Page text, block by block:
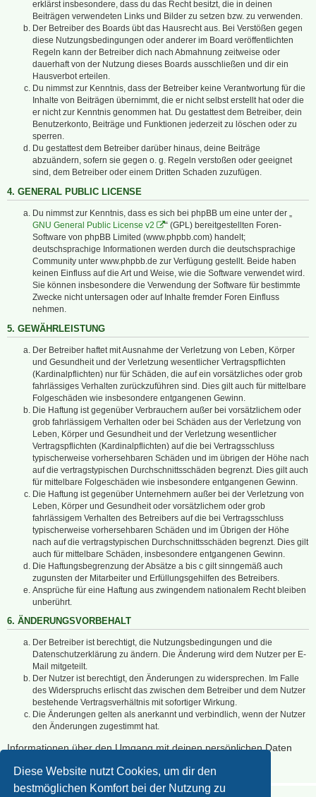
Diese Website nutzt Cookies, um dir den
bestmöglichen Komfort bei der Nutzung zu
erklärst insbesondere, dass du das Recht besitzt, die in deinen
Beiträgen verwendeten Links und Bilder zu setzen bzw. zu verwenden.
Der Betreiber des Boards übt das Hausrecht aus. Bei Verstößen gegen
diese Nutzungsbedingungen oder anderer im Board veröffentlichten
Regeln kann der Betreiber dich nach Abmahnung zeitweise oder
dauerhaft von der Nutzung dieses Boards ausschließen und dir ein
Hausverbot erteilen.
Du nimmst zur Kenntnis, dass der Betreiber keine Verantwortung für die
Inhalte von Beiträgen übernimmt, die er nicht selbst erstellt hat oder die
er nicht zur Kenntnis genommen hat. Du gestattest dem Betreiber, dein
Benutzerkonto, Beiträge und Funktionen jederzeit zu löschen oder zu
sperren.
Du gestattest dem Betreiber darüber hinaus, deine Beiträge
abzuändern, sofern sie gegen o. g. Regeln verstoßen oder geeignet
sind, dem Betreiber oder einem Dritten Schaden zuzufügen.
4. GENERAL PUBLIC LICENSE
Du nimmst zur Kenntnis, dass es sich bei phpBB um eine unter der „
GNU General Public License v2
“ (GPL) bereitgestellten Foren-
Software von phpBB Limited (www.phpbb.com) handelt;
deutschsprachige Informationen werden durch die deutschsprachige
Community unter www.phpbb.de zur Verfügung gestellt. Beide haben
keinen Einfluss auf die Art und Weise, wie die Software verwendet wird.
Sie können insbesondere die Verwendung der Software für bestimmte
Zwecke nicht untersagen oder auf Inhalte fremder Foren Einfluss
nehmen.
5. GEWÄHRLEISTUNG
Der Betreiber haftet mit Ausnahme der Verletzung von Leben, Körper
und Gesundheit und der Verletzung wesentlicher Vertragspflichten
(Kardinalpflichten) nur für Schäden, die auf ein vorsätzliches oder grob
fahrlässiges Verhalten zurückzuführen sind. Dies gilt auch für mittelbare
Folgeschäden wie insbesondere entgangenen Gewinn.
Die Haftung ist gegenüber Verbrauchern außer bei vorsätzlichem oder
grob fahrlässigem Verhalten oder bei Schäden aus der Verletzung von
Leben, Körper und Gesundheit und der Verletzung wesentlicher
Vertragspflichten (Kardinalpflichten) auf die bei Vertragsschluss
typischerweise vorhersehbaren Schäden und im übrigen der Höhe nach
auf die vertragstypischen Durchschnittsschäden begrenzt. Dies gilt auch
für mittelbare Folgeschäden wie insbesondere entgangenen Gewinn.
Die Haftung ist gegenüber Unternehmern außer bei der Verletzung von
Leben, Körper und Gesundheit oder vorsätzlichem oder grob
fahrlässigem Verhalten des Betreibers auf die bei Vertragsschluss
typischerweise vorhersehbaren Schäden und im Übrigen der Höhe
nach auf die vertragstypischen Durchschnittsschäden begrenzt. Dies gilt
auch für mittelbare Schäden, insbesondere entgangenen Gewinn.
Die Haftungsbegrenzung der Absätze a bis c gilt sinngemäß auch
zugunsten der Mitarbeiter und Erfüllungsgehilfen des Betreibers.
Ansprüche für eine Haftung aus zwingendem nationalem Recht bleiben
unberührt.
6. ÄNDERUNGSVORBEHALT
Der Betreiber ist berechtigt, die Nutzungsbedingungen und die
Datenschutzerklärung zu ändern. Die Änderung wird dem Nutzer per E-
Mail mitgeteilt.
Der Nutzer ist berechtigt, den Änderungen zu widersprechen. Im Falle
des Widerspruchs erlischt das zwischen dem Betreiber und dem Nutzer
bestehende Vertragsverhältnis mit sofortiger Wirkung.
Die Änderungen gelten als anerkannt und verbindlich, wenn der Nutzer
den Änderungen zugestimmt hat.
Informationen über den Umgang mit deinen persönlichen Daten